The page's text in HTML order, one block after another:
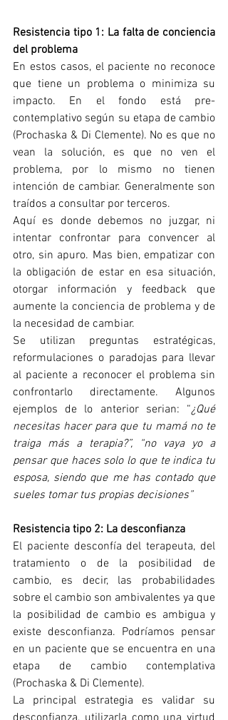
Resistencia tipo 1: La falta de conciencia
del problema
En estos casos, el paciente no reconoce
que tiene un problema o minimiza su
impacto. En el fondo está pre-
contemplativo según su etapa de cambio
(Prochaska & Di Clemente). No es que no
vean la solución, es que no ven el
problema, por lo mismo no tienen
intención de cambiar. Generalmente son
traídos a consultar por terceros.
Aquí es donde debemos no juzgar, ni
intentar confrontar para convencer al
otro, sin apuro. Mas bien, empatizar con
la obligación de estar en esa situación,
otorgar información y feedback que
aumente la conciencia de problema y de
la necesidad de cambiar.
Se utilizan preguntas estratégicas,
reformulaciones o paradojas para llevar
al paciente a reconocer el problema sin
confrontarlo directamente. Algunos
ejemplos de lo anterior serian: “¿Qué
necesitas hacer para que tu mamá no te
traiga más a terapia?”, “no vaya yo a
pensar que haces solo lo que te indica tu
esposa, siendo que me has contado que
sueles tomar tus propias decisiones”
Resistencia tipo 2: La desconfianza
El paciente desconfía del terapeuta, del
tratamiento o de la posibilidad de
cambio, es decir, las probabilidades
sobre el cambio son ambivalentes ya que
la posibilidad de cambio es ambigua y
existe desconfianza. Podríamos pensar
en un paciente que se encuentra en una
etapa de cambio contemplativa
(Prochaska & Di Clemente).
La principal estrategia es validar su